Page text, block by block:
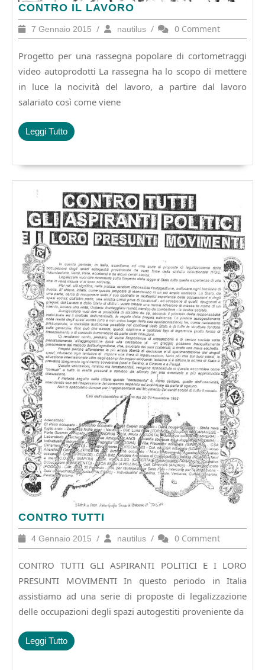
CONTRO IL LAVORO
CONTRO
IL
LAVORO
7 Gennaio 2015
Gennaio
2015
/ nautilusnautilus
/ 0 Comment
Progetto per una rassegna popolare di cortometraggi
video autoprodotti La rassegna ha lo scopo di mettere
in luce la nocività del lavoro, a partire dal lavoro
salariato così come viene
Leggi TuttoLeggi
Tutto
CONTRO TUTTI
CONTRO
TUTTI
4 Gennaio 2015
Gennaio
2015
/ nautilusnautilus
/ 0 Comment
CONTRO TUTTI GLI ASPIRANTI POLITICI E I LORO
PRESUNTI MOVIMENTI In questo periodo in Italia
assistiamo ad una serie di proposte di legalizzazione
delle occupazioni degli spazi autogestiti proveniente da
Leggi TuttoLeggi
Tutto